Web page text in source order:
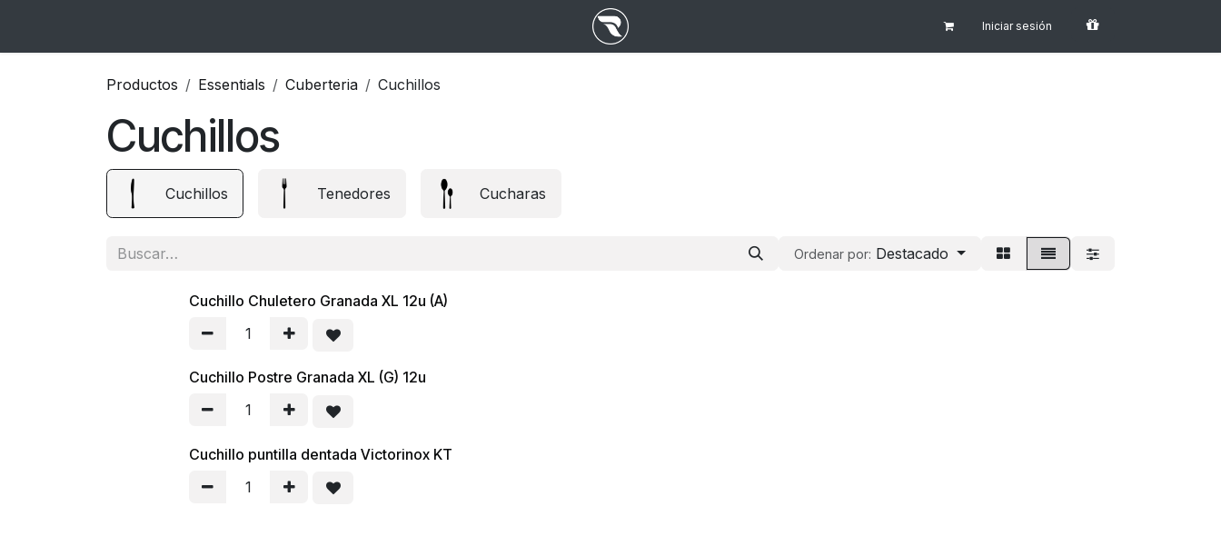
Iniciar sesión
Productos Essentials Cuberteria Cuchillos
Cuchillos
Cuchillos Tenedores Cucharas
Ordenar por: Destacado
Cuchillo Chuletero Granada XL 12u (A)
Cuchillo Postre Granada XL (G) 12u
Cuchillo puntilla dentada Victorinox KT